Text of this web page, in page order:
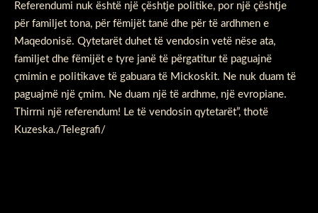
Referendumi nuk është një çështje politike, por një çështje
për familjet tona, për fëmijët tanë dhe për të ardhmen e
Maqedonisë. Qytetarët duhet të vendosin vetë nëse ata,
familjet dhe fëmijët e tyre janë të përgatitur të paguajnë
çmimin e politikave të gabuara të Mickoskit. Ne nuk duam të
paguajmë një çmim. Ne duam një të ardhme, një evropiane.
Thirrni një referendum! Le të vendosin qytetarët”, thotë
Kuzeska./Telegrafi/